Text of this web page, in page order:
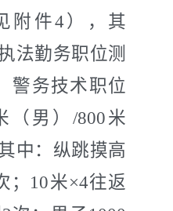
附件4 ），其
法勤务职位测
警务技术职位
（男） /800 米
中：纵跳摸高
； 10米×4往返